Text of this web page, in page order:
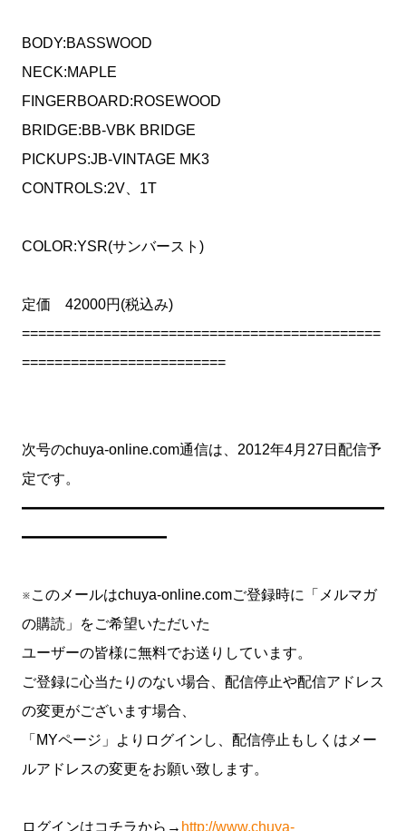
BODY:BASSWOOD
NECK:MAPLE
FINGERBOARD:ROSEWOOD
BRIDGE:BB-VBK BRIDGE
PICKUPS:JB-VINTAGE MK3
CONTROLS:2V、1T
COLOR:YSR(サンバースト)
定価 42000円(税込み)
============================================
=========================
次号のchuya-online.com通信は、2012年4月27日配信予
定です。
━━━━━━━━━━━━━━━━━━━━━━━━━
━━━━━━━━━━
※このメールはchuya-online.comご登録時に「メルマガ
の購読」をご希望いただいた
ユーザーの皆様に無料でお送りしています。
ご登録に心当たりのない場合、配信停止や配信アドレス
の変更がございます場合、
「MYページ」よりログインし、配信停止もしくはメー
ルアドレスの変更をお願い致します。
ログインはコチラから→ http://www.chuya-